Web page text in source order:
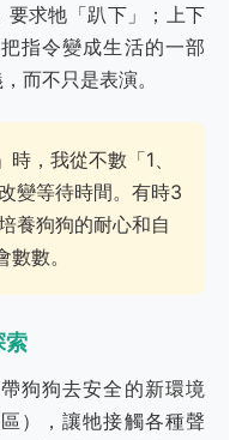
要求牠「趴下」；上下
指令變成生活的一部
而不只是表演。
，我從不數「1、
變等待時間。有時3
養狗狗的耐心和自
數。
索
狗狗去安全的新環境
），讓牠接觸各種聲